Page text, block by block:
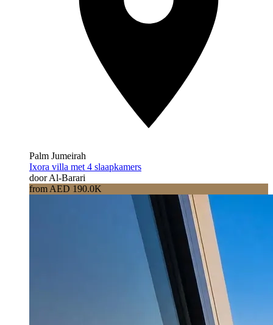
Palm Jumeirah
Ixora villa met 4 slaapkamers
door Al-Barari
from AED 190.0K